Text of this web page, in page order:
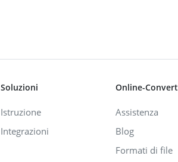
Soluzioni
Istruzione
Integrazioni
Online-Convert
Assistenza
Blog
Formati di file